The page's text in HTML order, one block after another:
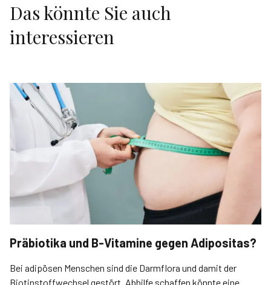
Das könnte Sie auch
interessieren
Präbiotika und B-Vitamine gegen Adipositas?
Bei adipösen Menschen sind die Darmflora und damit der
Biotinstoffwechsel gestört. Abhilfe schaffen könnte eine